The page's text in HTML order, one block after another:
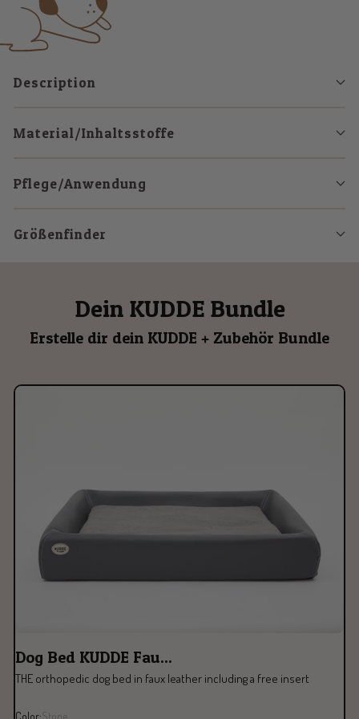
Description
Material/Inhaltsstoffe
Pflege/Anwendung
Größenfinder
Dein KUDDE Bundle
Erstelle dir dein KUDDE + Zubehör Bundle
Dog Bed KUDDE Fau...
THE orthopedic dog bed in faux leather including a free insert
Color:Stone